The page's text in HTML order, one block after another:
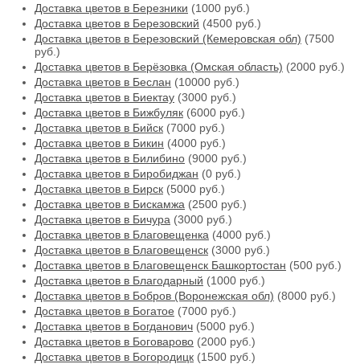
Доставка цветов в Березники (1000 руб.)
Доставка цветов в Березовский (4500 руб.)
Доставка цветов в Березовский (Кемеровская обл) (7500
руб.)
Доставка цветов в Берёзовка (Омская область) (2000 руб.)
Доставка цветов в Беслан (10000 руб.)
Доставка цветов в Биектау (3000 руб.)
Доставка цветов в Бижбуляк (6000 руб.)
Доставка цветов в Бийск (7000 руб.)
Доставка цветов в Бикин (4000 руб.)
Доставка цветов в Билибино (9000 руб.)
Доставка цветов в Биробиджан (0 руб.)
Доставка цветов в Бирск (5000 руб.)
Доставка цветов в Бискамжа (2500 руб.)
Доставка цветов в Бичура (3000 руб.)
Доставка цветов в Благовещенка (4000 руб.)
Доставка цветов в Благовещенск (3000 руб.)
Доставка цветов в Благовещенск Башкортостан (500 руб.)
Доставка цветов в Благодарный (1000 руб.)
Доставка цветов в Бобров (Воронежская обл) (8000 руб.)
Доставка цветов в Богатое (7000 руб.)
Доставка цветов в Богданович (5000 руб.)
Доставка цветов в Боговарово (2000 руб.)
Доставка цветов в Богородицк (1500 руб.)